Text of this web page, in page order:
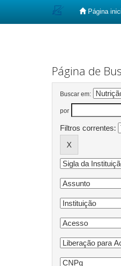
Página
Página de
Buscar em:
por
Filtros correntes: